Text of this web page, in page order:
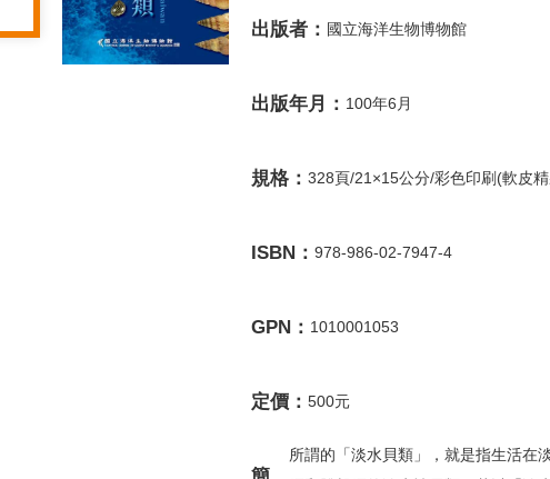
出版者： 國立海洋生物博物館
出版年月： 100年6月
規格： 328頁/21×15公分/彩色印刷(軟皮
ISBN： 978-986-02-7947-4
GPN： 1010001053
定價： 500元
所謂的「淡水貝類」，就是指生活在